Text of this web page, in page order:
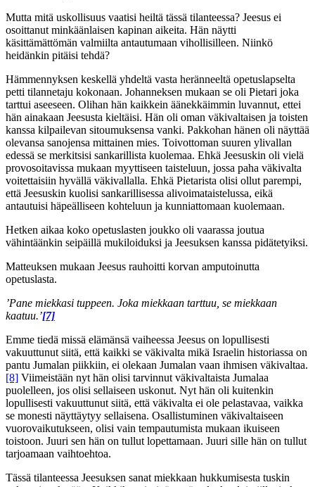
Mutta mitä uskollisuus vaatisi heiltä tässä tilanteessa? Jeesus ei
osoittanut minkäänlaisen kapinan aikeita. Hän näytti
käsittämättömän valmiilta antautumaan vihollisilleen. Niinkö
heidänkin pitäisi tehdä?
Hämmennyksen keskellä yhdeltä vasta heränneeltä opetuslapselta
petti tilannetaju kokonaan. Johanneksen mukaan se oli Pietari joka
tarttui aseeseen. Olihan hän kaikkein äänekkäimmin luvannut, ettei
hän ainakaan Jeesusta kieltäisi. Hän oli oman väkivaltaisen ja toisten
kanssa kilpailevan sitoumuksensa vanki. Pakkohan hänen oli näyttää
olevansa sanojensa mittainen mies. Toivottoman suuren ylivallan
edessä se merkitsisi sankarillista kuolemaa. Ehkä Jeesuskin oli vielä
provosoitavissa mukaan myyttiseen taisteluun, jossa paha väkivalta
voitettaisiin hyvällä väkivallalla. Ehkä Pietarista olisi ollut parempi,
että Jeesuskin kuolisi sankarillisessa alivoimataistelussa, eikä
antautuisi häpeälliseen kohteluun ja kunniattomaan kuolemaan.
Hetken aikaa koko opetuslasten joukko oli vaarassa joutua
vähintäänkin seipäillä mukiloiduksi ja Jeesuksen kanssa pidätetyiksi.
Matteuksen mukaan Jeesus rauhoitti korvan amputoinutta
opetuslasta.
’Pane miekkasi tuppeen. Joka miekkaan tarttuu, se miekkaan
kaatuu.’[7]
Emme tiedä missä elämänsä vaiheessa Jeesus on lopullisesti
vakuuttunut siitä, että kaikki se väkivalta mikä Israelin historiassa on
pantu Jumalan piikkiin, ei olekaan Jumalan vaan ihmisen väkivaltaa.
[8] Viimeistään nyt hän olisi tarvinnut väkivaltaista Jumalaa
puolelleen, jos olisi sellaiseen uskonut. Nyt hän oli kuitenkin
lopullisesti vakuuttunut siitä, että väkivalta ei ole pelastavaa, vaikka
se monesti näyttäytyy sellaisena. Osallistuminen väkivaltaiseen
vuorovaikutukseen, olisi vain tempautumista mukaan ikuiseen
toistoon. Juuri sen hän on tullut lopettamaan. Juuri sille hän on tullut
tarjoamaan vaihtoehtoa.
Tässä tilanteessa Jeesuksen sanat miekkaan hukkumisesta tuskin